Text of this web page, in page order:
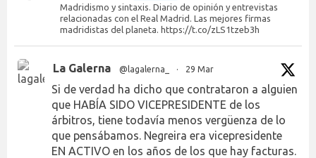
Madridismo y sintaxis. Diario de opinión y entrevistas
relacionadas con el Real Madrid. Las mejores firmas
madridistas del planeta. https://t.co/zLS1tzeb3h
La Galerna @lagalerna_ · 29 Mar
Si de verdad ha dicho que contrataron a alguien
que HABÍA SIDO VICEPRESIDENTE de los
árbitros, tiene todavía menos vergüenza de lo
que pensábamos. Negreira era vicepresidente
EN ACTIVO en los años de los que hay facturas.